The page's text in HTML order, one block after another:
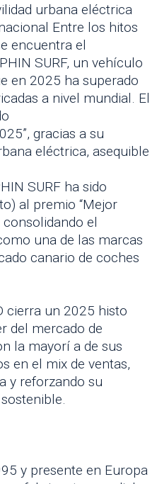
urbana eléctrica
Entre los hitos
encuentra el
SURF, un vehículo
en 2025 ha superado
a nivel mundial. El
gracias a su
eléctrica, asequible
SURF ha sido
al premio “Mejor
consolidando el
una de las marcas
canario de coches
cierra un 2025 histo
del mercado de
la mayorí a de sus
en el mix de ventas,
y reforzando su
y presente en Europa